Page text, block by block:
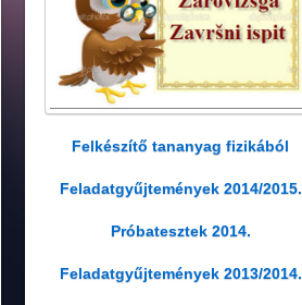
Felkészítő tananyag fizikából
Feladatgyűjtemények 2014/2015.
Próbatesztek 2014.
Feladatgyűjtemények 2013/2014.